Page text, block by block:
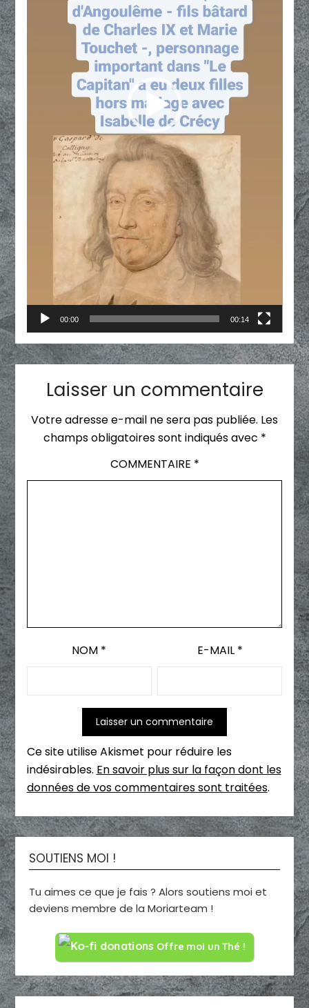
00:00 00:14
Laisser un commentaire
Votre adresse e-mail ne sera pas publiée. Les
champs obligatoires sont indiqués avec *
COMMENTAIRE *
NOM * E-MAIL *
Ce site utilise Akismet pour réduire les
indésirables. En savoir plus sur la façon dont les
données de vos commentaires sont traitées.
SOUTIENS MOI !
Tu aimes ce que je fais ? Alors soutiens moi et
deviens membre de la Moriarteam !
Offre moi un Thé !